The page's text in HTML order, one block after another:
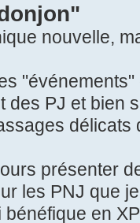
nouvelle,
des PJ et bien
délicats
présenter
les PNJ que
en